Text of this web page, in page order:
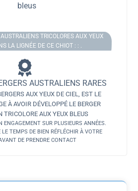
bleus
TRICOLORES AUX YEUX
LA LIGNÉE DE CE CHIOT : : .
AUSTRALIENS RARES
AUX YEUX DE CIEL, EST LE
À AVOIR DÉVELOPPÉ LE BERGER
TRICOLORE AUX YEUX BLEUS
ENGAGEMENT SUR PLUSIEURS ANNÉES.
LE TEMPS DE BIEN RÉFLÉCHIR À VOTRE
DE PRENDRE CONTACT